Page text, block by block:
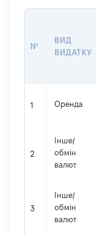
№
ВИД
ВИДАТКУ
1 Оренда
2
Інше/
обмін
валют
3
Інше/
обмін
валют